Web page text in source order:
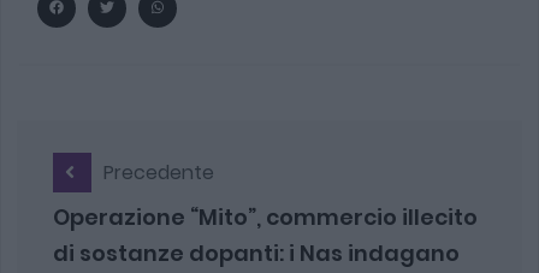
Precedente
Operazione “Mito”, commercio illecito
di sostanze dopanti: i Nas indagano